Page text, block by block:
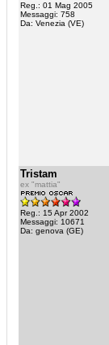
Reg.: 01 Mag 2005
Messaggi: 758
Da: Venezia (VE)
Tristam
ex "mattia"
Reg.: 15 Apr 2002
Messaggi: 10671
Da: genova (GE)